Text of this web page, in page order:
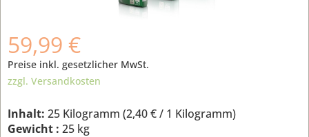
59,99 €
Preise inkl. gesetzlicher MwSt.
zzgl. Versandkosten
Inhalt: 25 Kilogramm (2,40 €/ 1 Kilogramm)
Gewicht : 25 kg